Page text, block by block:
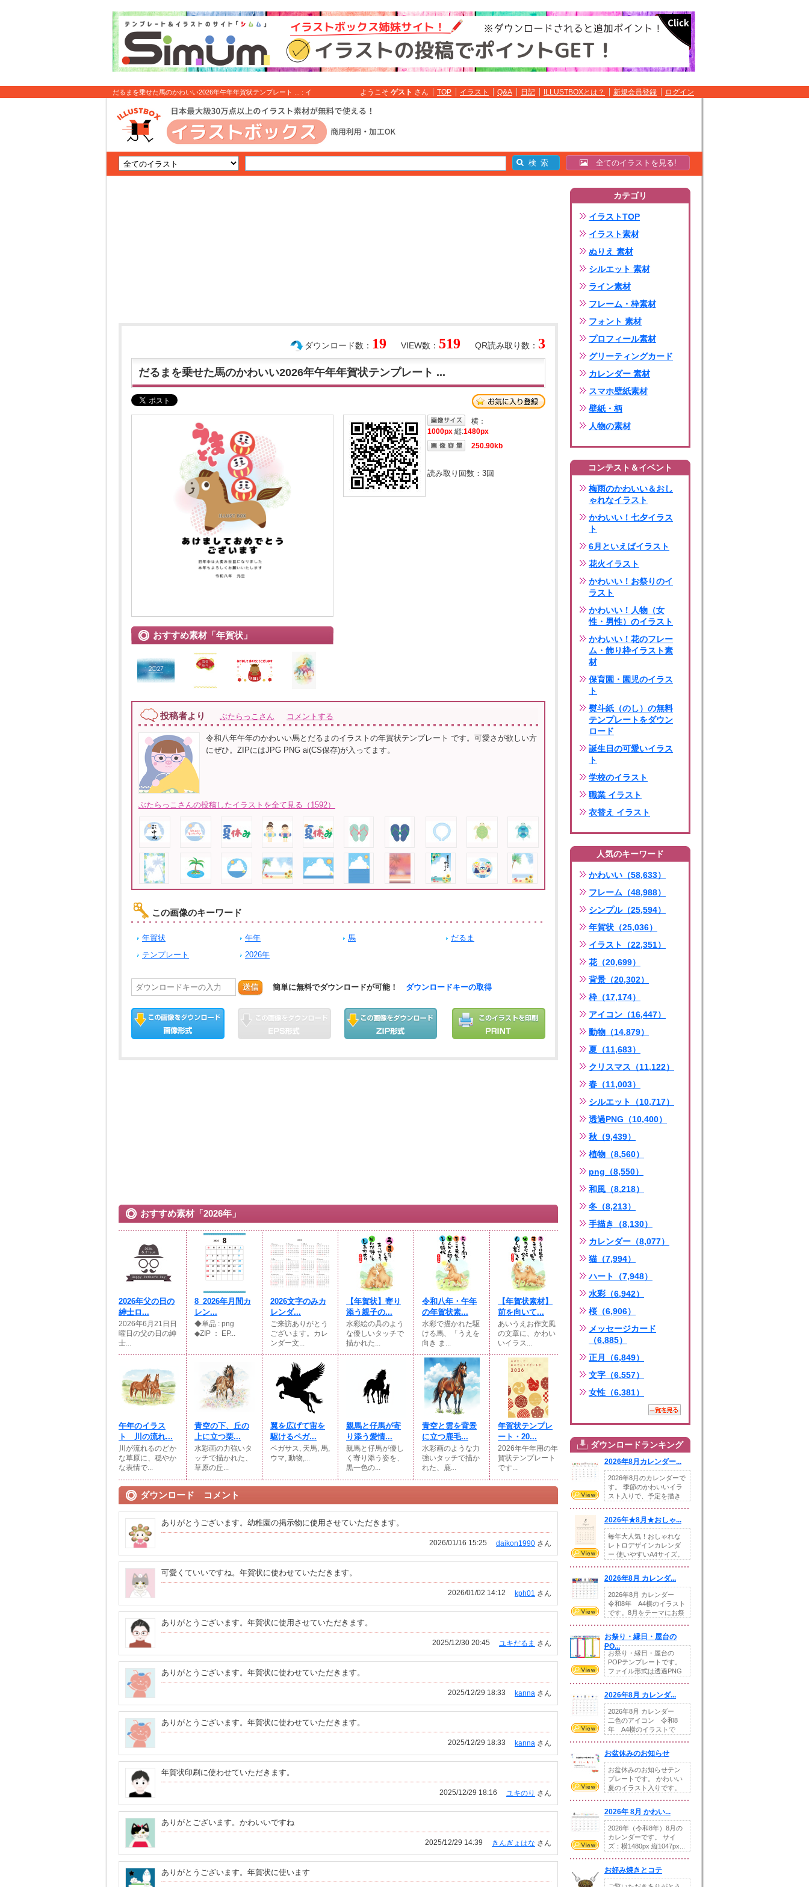
だるまを乗せた馬のかわいい2026年午年年賀状テンプレート ... : イ
ようこそ ゲスト さん TOP イラスト Q&A 日記 ILLUSTBOXとは？ 新規会員登録 ログイン
全てのイラストを見る!
QR読み取り数： 3
VIEW数： 519
ダウンロード数： 19
だるまを乗せた馬のかわいい2026年午年年賀状テンプレート ...
おすすめ素材「年賀状」
横：
1000px 縦:1480px
250.90kb
読み取り回数： 3回
投稿者より ぶたらっこさん コメントする
令和八年午年のかわいい馬とだるまのイラストの年賀状テンプレート です。可愛さが欲しい方
にぜひ。ZIPにはJPG PNG ai(CS保存)が入ってます。
ぶたらっこさんの投稿したイラストを全て見る（1592）
この画像のキーワード
年賀状 午年 馬
だるま
テンプレート
2026年
送信 簡単に無料でダウンロードが可能！ ダウンロードキーの取得
おすすめ素材「2026年」
2026年父の日の
紳士ロ...
2026年6月21日日
曜日の父の日の紳
士...
8_2026年月間カ
レン...
◆単品 : png
◆ZIP ： EP...
2026文字のみカ
レンダ...
ご来訪ありがとう
ございます。カレ
ンダー文...
【年賀状】寄り
添う親子の...
水彩絵の具のよう
な優しいタッチで
描かれた...
令和八年・午年
の年賀状素...
水彩で描かれた駆
ける馬、「うえを
向き ま...
【年賀状素材】
前を向いて...
あいうえお作文風
の文章に、かわい
いイラス...
午年のイラス
ト 川の流れ...
川が流れるのどか
な草原に、穏やか
な表情で...
青空の下、丘の
上に立つ栗...
水彩画の力強いタ
ッチで描かれた、
草原の丘...
翼を広げて宙を
駆けるペガ...
ペガサス, 天馬, 馬,
ウマ, 動物,...
親馬と仔馬が寄
り添う愛情...
親馬と仔馬が優し
く寄り添う姿を、
黒一色の...
青空と雲を背景
に立つ鹿毛...
水彩画のような力
強いタッチで描か
れた、鹿...
年賀状テンプレ
ート・20...
2026年午年用の年
賀状テンプレート
です...
ダウンロード コメント
ありがとうございます。幼稚園の掲示物に使用させていただきます。
daikon1990 さん
2026/01/16 15:25
可愛くていいですね。年賀状に使わせていただきます。
kph01 さん
2026/01/02 14:12
ありがとうございます。年賀状に使用させていただきます。
ユキだるま さん
2025/12/30 20:45
ありがとうございます。年賀状に使わせていただきます。
kanna さん
2025/12/29 18:33
ありがとうございます。年賀状に使わせていただきます。
kanna さん
2025/12/29 18:33
年賀状印刷に使わせていただきます。
ユキのり さん
2025/12/29 18:16
ありがとございます。かわいいですね
きんぎょはな さん
2025/12/29 14:39
ありがとうございます。年賀状に使います
カテゴリ
イラストTOP
イラスト素材
ぬりえ 素材
シルエット 素材
ライン素材
フレーム・枠素材
フォント 素材
プロフィール素材
グリーティングカード
カレンダー 素材
スマホ壁紙素材
壁紙・柄
人物の素材
コンテスト＆イベント
梅雨のかわいい＆おし
ゃれなイラスト
かわいい！七夕イラス
ト
6月といえばイラスト
花火イラスト
かわいい！お祭りのイ
ラスト
かわいい！人物（女
性・男性）のイラスト
かわいい！花のフレー
ム・飾り枠イラスト素
材
保育園・園児のイラス
ト
熨斗紙（のし）の無料
テンプレートをダウン
ロード
誕生日の可愛いイラス
ト
学校のイラスト
職業 イラスト
衣替え イラスト
人気のキーワード
かわいい（58,633）
フレーム（48,988）
シンプル（25,594）
年賀状（25,036）
イラスト（22,351）
花（20,699）
背景（20,302）
枠（17,174）
アイコン（16,447）
動物（14,879）
夏（11,683）
クリスマス（11,122）
春（11,003）
シルエット（10,717）
透過PNG（10,400）
秋（9,439）
植物（8,560）
png（8,550）
和風（8,218）
冬（8,213）
手描き（8,130）
カレンダー（8,077）
猫（7,994）
ハート（7,948）
水彩（6,942）
桜（6,906）
メッセージカード
（6,885）
正月（6,849）
文字（6,557）
女性（6,381）
ダウンロードランキング
2026年8月カレンダー...
2026年8月のカレンダーで
す。 季節のかわいいイラ
スト入りで、予定を描き
2026年★8月★おしゃ...
毎年大人気！おしゃれな
レトロデザインカレンダ
ー 使いやすいA4サイズ。
2026年8月 カレンダ...
2026年8月 カレンダー
令和8年 A4横のイラスト
です。8月をテーマにお祭
お祭り・縁日・屋台の
PO...
お祭り・縁日・屋台の
POPテンプレートです。
ファイル形式は透過PNG
2026年8月 カレンダ...
2026年8月 カレンダー
二色のアイコン 令和8
年 A4横のイラストで
お盆休みのお知らせ
お盆休みのお知らせテン
プレートです。 かわいい
夏のイラスト入りです。
2026年 8月 かわい...
2026年（令和8年）8月の
カレンダーです。 サイ
ズ：横1480px 縦1047px...
お好み焼きとコテ